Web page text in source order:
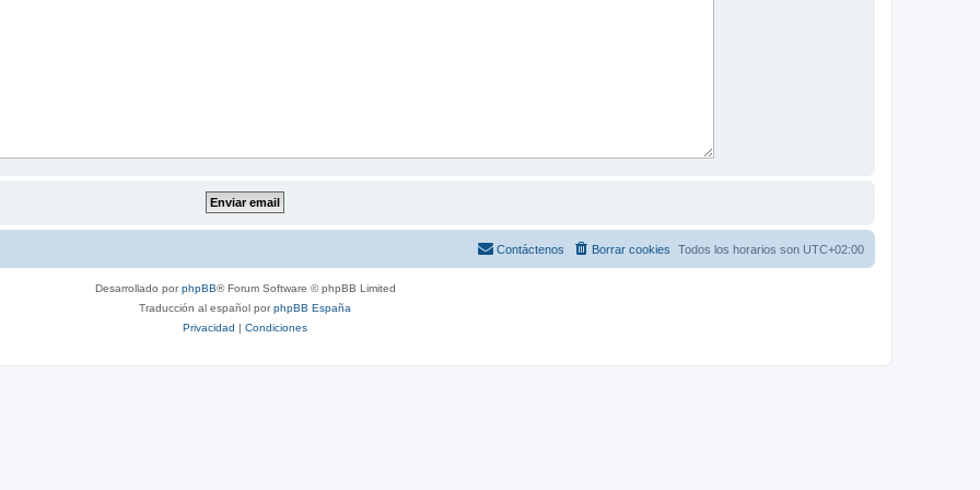
Todos los horarios son UTC+02:00
Borrar cookies
Contáctenos
Desarrollado porphpBB® Forum Software © phpBB Limited
Traducción al español porphpBB España
Privacidad | Condiciones